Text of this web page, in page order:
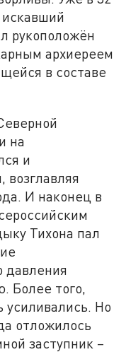
искавший
рукоположён
архиереем
в составе
на
и
возглавляя
И наконец в
Тихона пал
давления
Более того,
усиливались. Но
отложилось
заступник –